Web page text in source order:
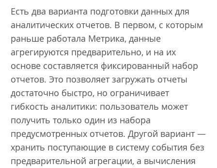
Есть два варианта подготовки данных для
аналитических отчетов. В первом, с которым
раньше работала Метрика, данные
агрегируются предварительно, и на их
основе составляется фиксированный набор
отчетов. Это позволяет загружать отчеты
достаточно быстро, но ограничивает
гибкость аналитики: пользователь может
получить только один из набора
предусмотренных отчетов. Другой вариант —
хранить поступающие в систему события без
предварительной агрегации, а вычисления